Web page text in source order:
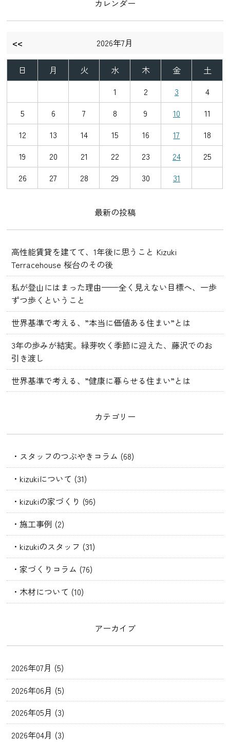
フォームや売却時にも住まいの価値が正しく評価され
て）公式ページをご覧ください。
https://www.iekarute.or.jp/iekarute/rireki/
2. 責任を持ち有償・定期点検サポート
Kizukiでは、月額800円の有償アフターサポート体制を
採用しています。
一般的な「無償アフターフォロー」は一見魅力的です
が、企業の「善意」や経営状況に左右されやすく、長
期的に確実に継続できないケースもあります。Kizukiで
は責任を持って末永く点検を継続するため、必要な経
費を明確にし、“善意だけに頼らない確実な維持管理の
仕組み”として毎月のお費用をお預かりしております。
カレンダー
<< 2026年7月
日 月 火 水 木 金
土
1
2 3
4
5
6 7 8 9 10
11
12
13 14 15 16 17
18
19
20 21 22 23 24
25
26
27 28 29 30 31
最新の投稿
高性能賃貸を建てて、1年後に思うこと Kizuki
Terracehouse 桜台のその後
私が登山にはまった理由——全く見えない目標へ、一歩
ずつ歩くということ
世界基準で考える、”本当に価値ある住まい”とは
3年の歩みが結実。緑芽吹く季節に迎えた、藤沢でのお
引き渡し
世界基準で考える、”健康に暮らせる住まい”とは
カテゴリー
・スタッフのつぶやきコラム (68)
・kizukiについて (31)
・kizukiの家づくり (96)
・施工事例 (2)
・kizukiのスタッフ (31)
・家づくりコラム (76)
・木材について (10)
アーカイブ
2026年07月 (5)
2026年06月 (5)
2026年05月 (3)
2026年04月 (3)